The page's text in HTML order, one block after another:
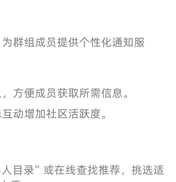
群组成员提供个性化通知服
方便成员获取所需信息。
动增加社区活跃度。
目录”或在线查找推荐，挑选适